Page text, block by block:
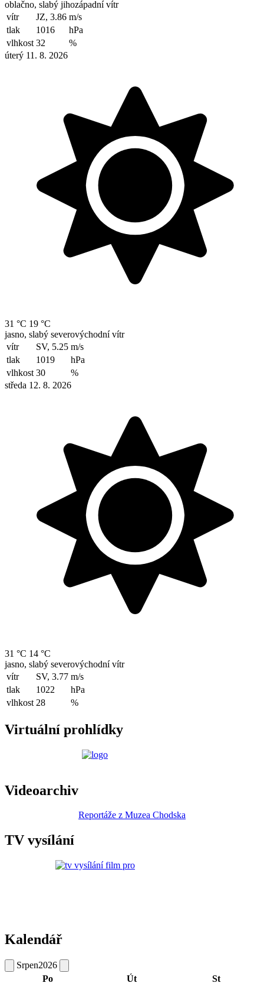
oblačno, slabý jihozápadní vítr
vítr
JZ, 3.86 m/s
tlak
1016
hPa
vlhkost 32
%
úterý 11. 8. 2026
31 °C 19 °C
jasno, slabý severovýchodní vítr
vítr
SV, 5.25 m/s
tlak
1019
hPa
vlhkost 30
%
středa 12. 8. 2026
31 °C 14 °C
jasno, slabý severovýchodní vítr
vítr
SV, 3.77 m/s
tlak
1022
hPa
vlhkost 28 %
Virtuální prohlídky
Videoarchiv
Reportáže z Muzea Chodska
TV vysílání
Kalendář
Srpen2026
Po
Út
St